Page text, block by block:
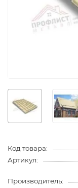
Код товара:
Артикул:
Производитель: